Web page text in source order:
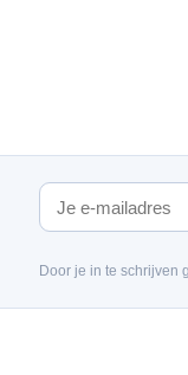
Door je in te schrijven